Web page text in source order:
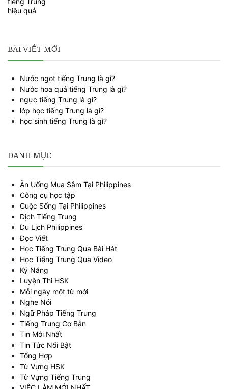
BÀI VIẾT MỚI
Nước ngọt tiếng Trung là gì?
Nước hoa quả tiếng Trung là gì?
ngực tiếng Trung là gì?
lớp học tiếng Trung là gì?
học sinh tiếng Trung là gì?
DANH MỤC
Ăn Uống Mua Sắm Tại Philippines
Công cụ học tập
Cuộc Sống Tại Philippines
Dịch Tiếng Trung
Du Lịch Philippines
Đọc Viết
Học Tiếng Trung Qua Bài Hát
Học Tiếng Trung Qua Video
Kỹ Năng
Luyện Thi HSK
Mỗi ngày một từ mới
Nghe Nói
Ngữ Pháp Tiếng Trung
Tiếng Trung Cơ Bản
Tin Mới Nhất
Tin Tức Nổi Bật
Tổng Hợp
Từ Vựng HSK
Từ Vựng Tiếng Trung